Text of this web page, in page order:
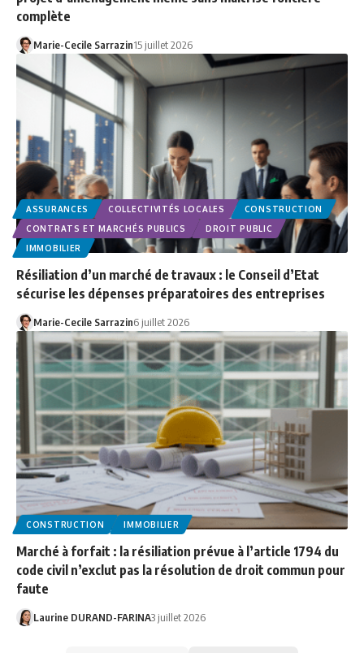
complète
Marie-Cecile Sarrazin15 juillet 2026
ASSURANCES COLLECTIVITÉS LOCALES
CONSTRUCTION
CONTRATS ET MARCHÉS PUBLICS
DROIT PUBLIC
IMMOBILIER
Résiliation d’un marché de travaux : le Conseil d’Etat
sécurise les dépenses préparatoires des entreprises
Marie-Cecile Sarrazin6 juillet 2026
CONSTRUCTION IMMOBILIER
Marché à forfait : la résiliation prévue à l’article 1794 du
code civil n’exclut pas la résolution de droit commun pour
faute
Laurine DURAND-FARINA3 juillet 2026